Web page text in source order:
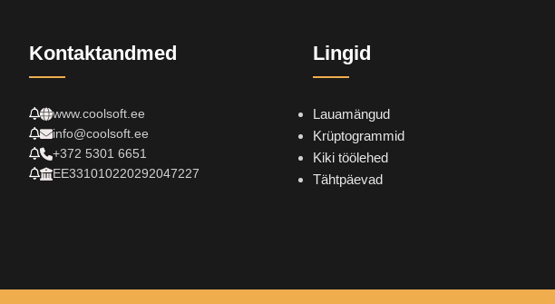
Kontaktandmed
www.coolsoft.ee
info@coolsoft.ee
+372 5301 6651
EE331010220292047227
Lingid
Lauamängud
Krüptogrammid
Kiki töölehed
Tähtpäevad